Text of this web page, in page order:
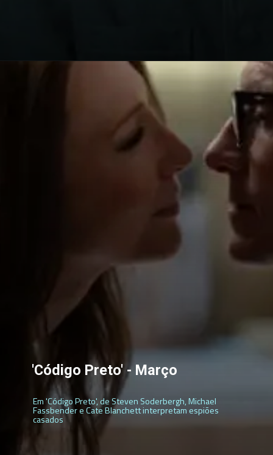
Em 'Código Preto', de Steven Soderbergh, Michael
Fassbender e Cate Blanchett interpretam espiões
casados
'Código Preto' - Março